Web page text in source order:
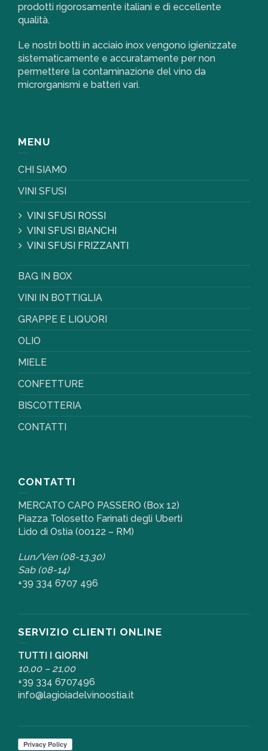
prodotti rigorosamente italiani e di eccellente
qualità.
Le nostri botti in acciaio inox vengono igienizzate
sistematicamente e accuratamente per non
permettere la contaminazione del vino da
microrganismi e batteri vari.
MENU
CHI SIAMO
VINI SFUSI
VINI SFUSI ROSSI
VINI SFUSI BIANCHI
VINI SFUSI FRIZZANTI
BAG IN BOX
VINI IN BOTTIGLIA
GRAPPE E LIQUORI
OLIO
MIELE
CONFETTURE
BISCOTTERIA
CONTATTI
CONTATTI
MERCATO CAPO PASSERO (Box 12)
Piazza Tolosetto Farinati degli Uberti
Lido di Ostia (00122 – RM)
Lun/Ven (08-13,30)
Sab (08-14)
+39 334 6707 496
SERVIZIO CLIENTI ONLINE
TUTTI I GIORNI
10,00 – 21,00
+39 334 6707496
info@lagioiadelvinoostia.it